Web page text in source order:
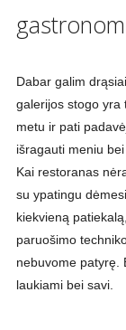
Dabar galim
galerijos stogo yra
metu ir pati
išragauti meniu
Kai restoranas
su ypatingu
kiekvieną
paruošimo
nebuvome patyrę.
laukiami bei savi.